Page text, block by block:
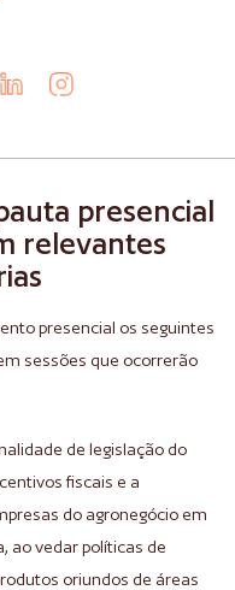
presencial
relevantes
presencial os seguintes
sessões que ocorrerão
de legislação do
fiscais e a
do agronegócio em
ao vedar políticas de
oriundos de áreas